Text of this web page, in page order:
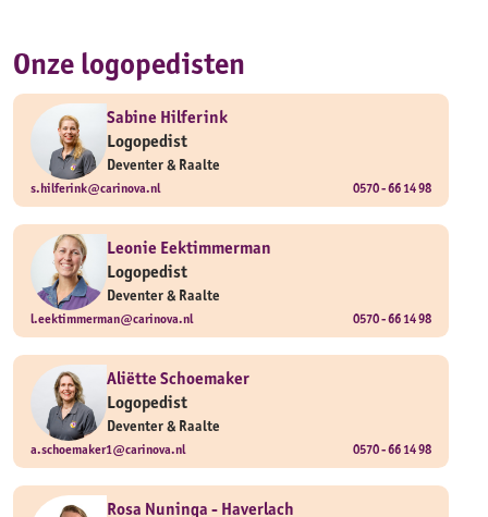
Onze logopedisten
Sabine Hilferink
Logopedist
Deventer & Raalte
s.hilferink@carinova.nl 0570 - 66 14 98
Leonie Eektimmerman
Logopedist
Deventer & Raalte
l.eektimmerman@carinova.nl 0570 - 66 14 98
Aliëtte Schoemaker
Logopedist
Deventer & Raalte
a.schoemaker1@carinova.nl 0570 - 66 14 98
Rosa Nuninga - Haverlach